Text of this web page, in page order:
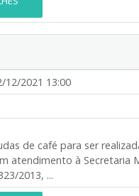
12/2021 13:00
de café para ser
atendimento à Secretaria
2013, ...